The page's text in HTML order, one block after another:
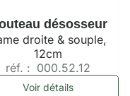
désosseur
droite & souple,
12cm
réf. : 000.52.12
Voir détails